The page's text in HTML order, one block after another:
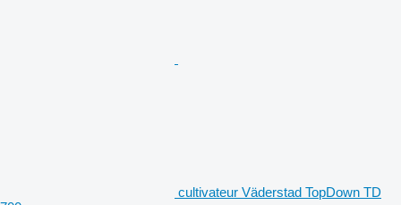
cultivateur Väderstad TopDown TD